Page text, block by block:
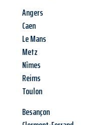
Angers
Caen
Le Mans
Metz
Nîmes
Reims
Toulon
Besançon